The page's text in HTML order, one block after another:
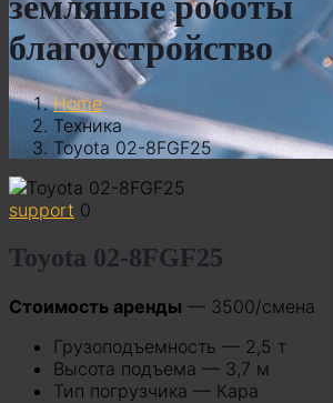
благоустройство
Home
Техника
Toyota 02-8FGF25
support 0
Toyota 02-8FGF25
Стоимость аренды — 3500/смена
Грузоподъемность — 2,5 т
Высота подъема — 3,7 м
Тип погрузчика — Кара